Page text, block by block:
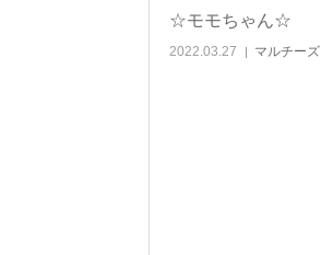
☆モモちゃん☆
2022.03.27 マルチーズ